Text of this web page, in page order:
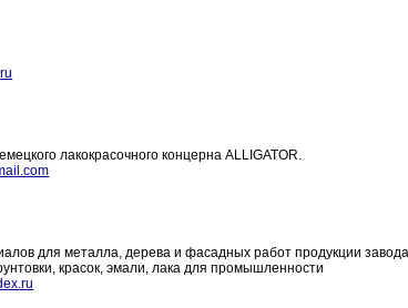
лакокрасочного концерна ALLIGATOR.
для металла, дерева и фасадных работ продукции
красок, эмали, лака для промышленности